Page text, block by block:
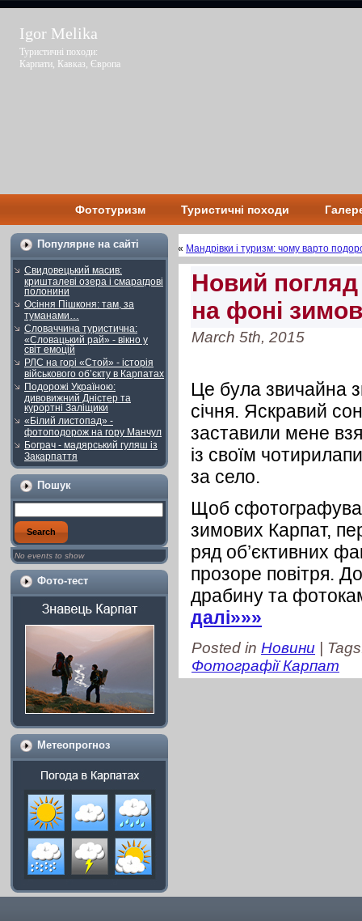
Igor Melika
Туристичні походи:
Карпати, Кавказ, Європа
Фототуризм Туристичні походи
Популярне на сайті
Свидовецький масив:
кришталеві озера і смарагдові
полонини
Осіння Пішконя: там, за
туманами…
Словаччина туристична:
«Словацький рай» - вікно у
світ емоцій
РЛС на горі «Стой» - історія
військового об’єкту в Карпатах
Подорожі Україною:
дивовижний Дністер та
курортні Заліщики
«Білий листопад» -
фотоподорож на гору Манчул
Бограч - мадярський гуляш із
Закарпаття
Пошук
No events to show
Фото-тест
Метеопрогноз
« Мандрівки і туризм: чому варто
Новий погляд
на фоні
March 5th, 2015
Це була звичайна
січня. Яскравий
заставили мене
із своїм
за село.
Щоб
зимових Карпат,
ряд об’єктивних
прозоре повітря.
драбину та
далі»»»
Posted in Новини |
Фотографії Карпат